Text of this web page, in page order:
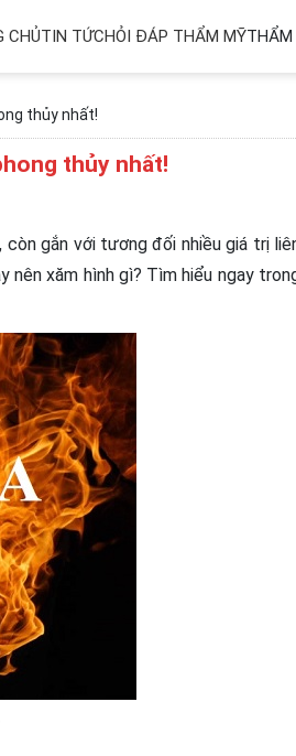
CHỦTIN TỨCHỎI ĐÁP THẨM MỸTHẨM
thủy nhất!
thủy nhất!
còn gắn với tương đối nhiều giá trị
nên xăm hình gì? Tìm hiểu ngay